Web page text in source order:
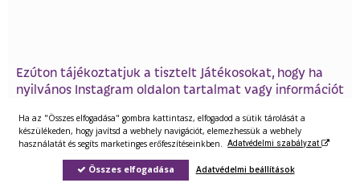
Ezúton tájékoztatjuk a tisztelt Játékosokat, hogy ha
nyilvános Instagram oldalon tartalmat vagy információt
adatának közzétételéhez a Játékban történő
részvétellel hozzájárul, azzal bárkit – beleértve a
Instagramra be nem jelentkezett embereket is –
képessé tesz arra, hogy hozzáférjenek az adott
Ha az "Összes elfogadása" gombra kattintasz, elfogadod a sütik tárolását a
készülékeden, hogy javítsd a webhely navigációt, elemezhessük a webhely
használatát és segíts marketinges erőfeszítéseinkben.
Adatvédelmi szabályzat
Adatvédelmi beállítások
Összes elfogadása